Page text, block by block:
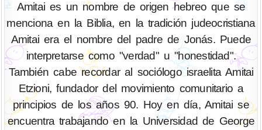
Amitai es un nombre de origen hebreo que se
menciona en la Biblia, en la tradición judeocristiana
Amitai era el nombre del padre de Jonás. Puede
interpretarse como "verdad" u "honestidad".
También cabe recordar al sociólogo israelita Amitai
Etzioni, fundador del movimiento comunitario a
principios de los años 90. Hoy en día, Amitai se
encuentra trabajando en la Universidad de George